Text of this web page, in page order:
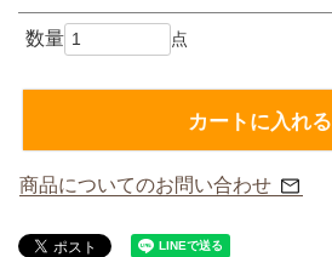
カートに入れる
商品についてのお問い合わせ